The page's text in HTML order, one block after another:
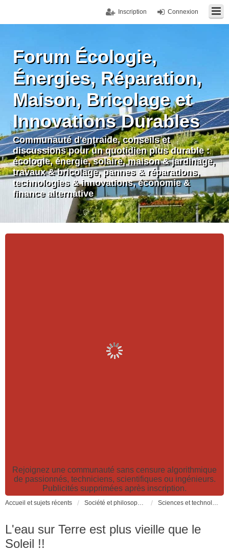
Connexion
Inscription
Forum Écologie,
Énergies, Réparation,
Maison, Bricolage et
Innovations Durables
Communauté d'entraide, conseils et
discussions pour un quotidien plus durable :
écologie, énergie, solaire, maison & jardinage,
travaux & bricolage, pannes & réparations,
technologies & innovations, économie &
finance alternative
Rejoignez une communauté sans censure algorithmique
de passionnés, techniciens, scientifiques ou ingénieurs.
Publicités supprimées après inscription.
Accueil et sujets récents Société et philosophie. Sciences et technologies. Santé et prévention. Sciences et technologies
L'eau sur Terre est plus vieille que le
Soleil !!